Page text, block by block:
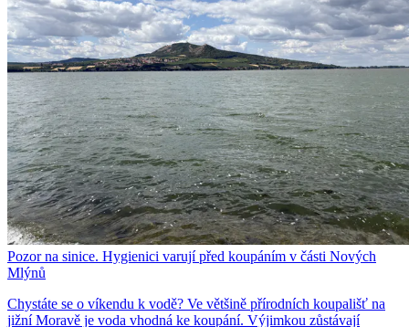
Pozor na sinice. Hygienici varují před koupáním v části Nových
Mlýnů
Chystáte se o víkendu k vodě? Ve většině přírodních koupališť na
jižní Moravě je voda vhodná ke koupání. Výjimkou zůstávají